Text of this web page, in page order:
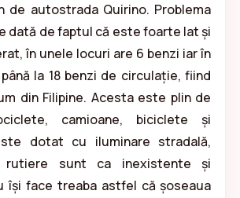
de autostrada Quirino. Problema
dată de faptul că este foarte lat și
în unele locuri are 6 benzi iar în
la 18 benzi de circulație, fiind
din Filipine. Acesta este plin de
camioane, biciclete și
dotat cu iluminare stradală,
rutiere sunt ca inexistente și
își face treaba astfel că șoseaua